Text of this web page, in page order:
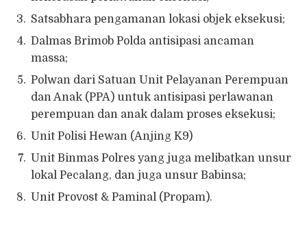
Satsabhara pengamanan lokasi objek eksekusi;
Dalmas Brimob Polda antisipasi ancaman
massa;
Polwan dari Satuan Unit Pelayanan Perempuan
dan Anak (PPA) untuk antisipasi perlawanan
perempuan dan anak dalam proses eksekusi;
Unit Polisi Hewan (Anjing K9)
Unit Binmas Polres yang juga melibatkan unsur
lokal Pecalang, dan juga unsur Babinsa;
Unit Provost & Paminal (Propam).